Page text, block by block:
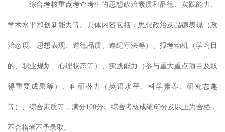
综合考核重点考查考生的思想政治素质和品德、实践能力、
学术水平和创新能力等。具体内容包括：思想政治及品德表现（政
治态度、思想表现、道德品质、遵纪守法等）、报考动机（学习目
的、职业规划、心理状态等）、实践能力（参与重大重点项目及取
得重要成果等）、科研潜力（英语水平、科学素养、研究志趣
等）、综合素质等，满分100分。综合考核成绩60分及以上为合格，
不合格者不予录取。